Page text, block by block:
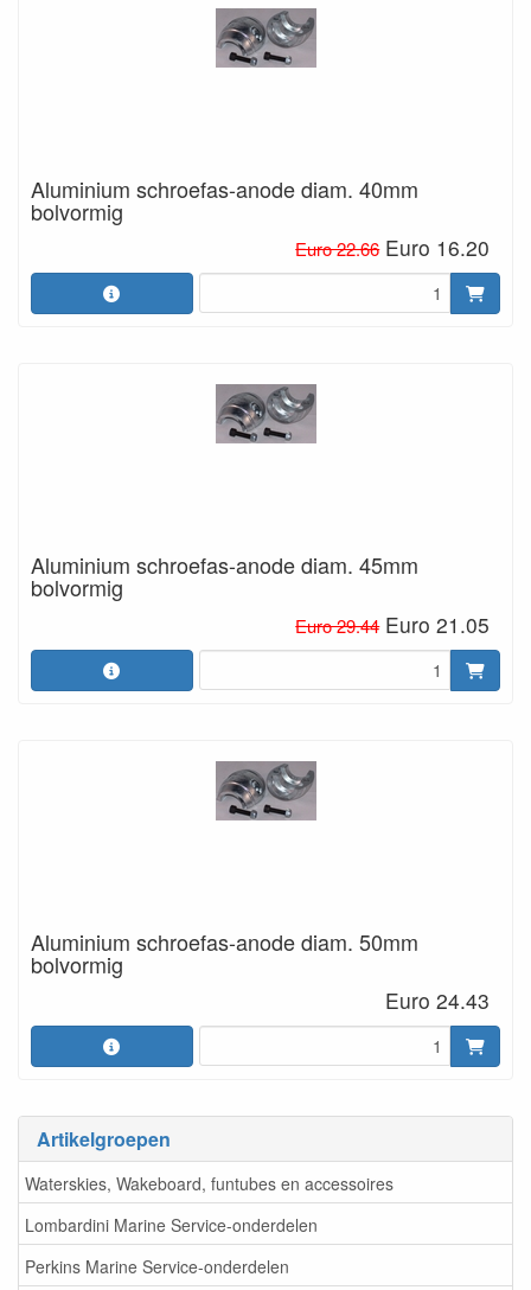
Artikelgroepen
Waterskies, Wakeboard, funtubes en accessoires
Lombardini Marine Service-onderdelen
Perkins Marine Service-onderdelen
Aluminium schroefas-anode diam. 40mm
bolvormig
Euro 22.66 Euro 16.20
Aluminium schroefas-anode diam. 45mm
bolvormig
Euro 29.44 Euro 21.05
Aluminium schroefas-anode diam. 50mm
bolvormig
Euro 24.43